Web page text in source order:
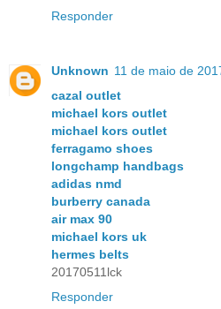
Responder
Unknown 11 de maio de
cazal outlet
michael kors outlet
michael kors outlet
ferragamo shoes
longchamp handbags
adidas nmd
burberry canada
air max 90
michael kors uk
hermes belts
20170511lck
Responder